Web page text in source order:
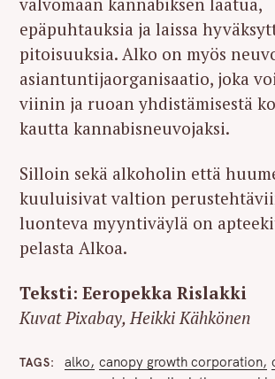
epäpuhtauksia ja laissa
pitoisuuksia. Alko on myös
asiantuntijaorganisaatio, joka
viinin ja ruoan yhdistämisestä
kautta kannabisneuvojaksi.
Silloin sekä alkoholin että
kuuluisivat valtion
luonteva myyntiväylä on
pelasta Alkoa.
Teksti: Eeropekka Rislakki
Kuvat Pixabay, Heikki Kähkönen
TAGS alko canopy growth corporation